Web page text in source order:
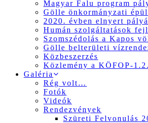
Magyar Falu program
Gölle önkormányzati
2020. évben elnyert
Humán szolgáltatások
Szomszédolás a Kapos
Gölle belterületi
Közbeszerzés
Közlemény a KÖFOP-
Galéria
Rég volt…
Fotók
Videók
Rendezvények
Szüreti Felvonulás